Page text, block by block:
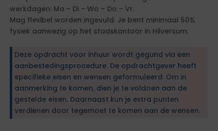
werkdagen: Ma – Di – Wo – Do – Vr.
Mag flexibel worden ingevuld. Je bent minimaal 50%
fysiek aanwezig op het stadskantoor in Hilversum.
Deze opdracht voor inhuur wordt gegund via een
aanbestedingsprocedure. De opdrachtgever heeft
specifieke eisen en wensen geformuleerd. Om in
aanmerking te komen, dien je te voldoen aan de
gestelde eisen. Daarnaast kun je extra punten
verdienen door tegemoet te komen aan de wensen.